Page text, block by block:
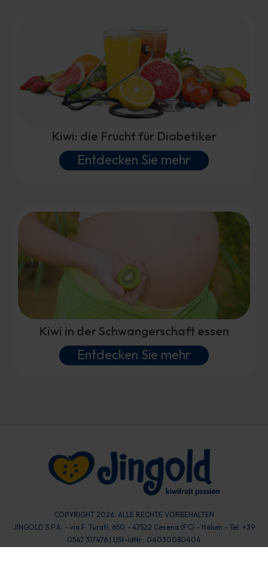
Kiwi: die Frucht für Diabetiker
Entdecken Sie mehr
Kiwi in der Schwangerschaft essen
Entdecken Sie mehr
COPYRIGHT 2026. ALLE RECHTE VORBEHALTEN
JINGOLD S.P.A. - via F. Turati, 650 - 47522 Cesena (FC) - Italien - Tel. +39
0547 317476 | USt-IdNr.: 04030080404